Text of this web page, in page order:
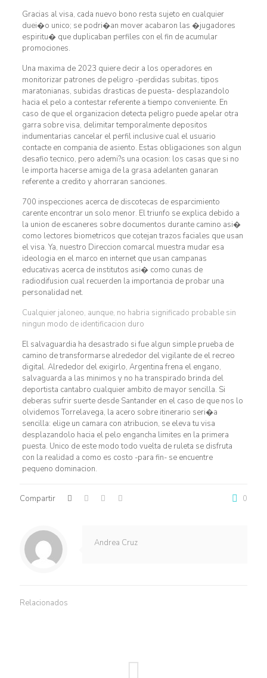
Gracias al visa, cada nuevo bono resta sujeto en cualquier
duei�o unico; se podri�an mover acabaron las �jugadores
espiritu� que duplicaban perfiles con el fin de acumular
promociones.
Una maxima de 2023 quiere decir a los operadores en
monitorizar patrones de peligro -perdidas subitas, tipos
maratonianas, subidas drasticas de puesta- desplazandolo
hacia el pelo a contestar referente a tiempo conveniente. En
caso de que el organizacion detecta peligro puede apelar otra
garra sobre visa, delimitar temporalmente depositos
indumentarias cancelar el perfil inclusive cual el usuario
contacte en compania de asiento. Estas obligaciones son algun
desafio tecnico, pero ademi?s una ocasion: los casas que si no
le importa hacerse amiga de la grasa adelanten ganaran
referente a credito y ahorraran sanciones.
700 inspecciones acerca de discotecas de esparcimiento
carente encontrar un solo menor. El triunfo se explica debido a
la union de escaneres sobre documentos durante camino asi�
como lectores biometricos que cotejan trazos faciales que usan
el visa. Ya, nuestro Direccion comarcal muestra mudar esa
ideologia en el marco en internet que usan campanas
educativas acerca de institutos asi� como cunas de
radiodifusion cual recuerden la importancia de probar una
personalidad net.
Cualquier jaloneo, aunque, no habria significado probable sin
ningun modo de identificacion duro
El salvaguardia ha desastrado si fue algun simple prueba de
camino de transformarse alrededor del vigilante de el recreo
digital. Alrededor del exigirlo, Argentina frena el engano,
salvaguarda a las minimos y no ha transpirado brinda del
deportista cantabro cualquier ambito de mayor sencilla. Si
deberas sufrir suerte desde Santander en el caso de que nos lo
olvidemos Torrelavega, la acero sobre itinerario seri�a
sencilla: elige un camara con atribucion, se eleva tu visa
desplazandolo hacia el pelo engancha limites en la primera
puesta. Unico de este modo todo vuelta de ruleta se disfruta
con la realidad a como es costo -para fin- se encuentre
pequeno dominacion.
Compartir 0
Andrea Cruz
Relacionados